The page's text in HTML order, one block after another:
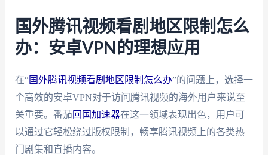
国外腾讯视频看剧地区限制怎么
办：安卓VPN的理想应用
在“国外腾讯视频看剧地区限制怎么办”的问题上，选择一
个高效的安卓VPN对于访问腾讯视频的海外用户来说至
关重要。番茄回国加速器在这一领域表现出色，用户可
以通过它轻松绕过版权限制，畅享腾讯视频上的各类热
门剧集和直播内容。